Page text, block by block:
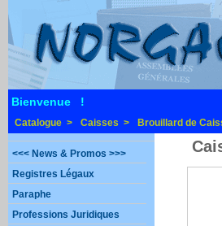
Bienvenue !
Catalogue > Caisses > Brouillard de
<<< News & Promos >>>
Registres Légaux
Paraphe
Professions Juridiques